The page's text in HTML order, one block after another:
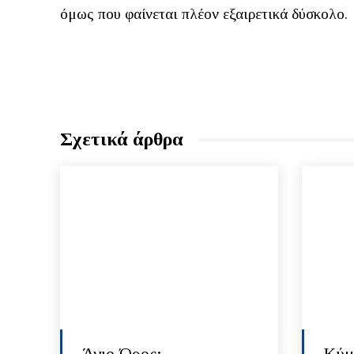
όμως που φαίνεται πλέον εξαιρετικά δύσκολο.
Σχετικά άρθρα